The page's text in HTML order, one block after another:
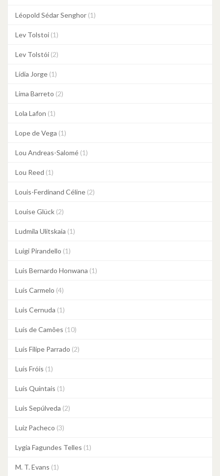
Léopold Sédar Senghor (1)
Lev Tolstoi (1)
Lev Tolstói (2)
Lídia Jorge (1)
Lima Barreto (2)
Lola Lafon (1)
Lope de Vega (1)
Lou Andreas-Salomé (1)
Lou Reed (1)
Louis-Ferdinand Céline (2)
Louise Glück (2)
Ludmila Ulitskaia (1)
Luigi Pirandello (1)
Luis Bernardo Honwana (1)
Luís Carmelo (4)
Luis Cernuda (1)
Luís de Camões (10)
Luís Filipe Parrado (2)
Luís Fróis (1)
Luís Quintais (1)
Luis Sepúlveda (2)
Luiz Pacheco (3)
Lygia Fagundes Telles (1)
M. T. Evans (1)